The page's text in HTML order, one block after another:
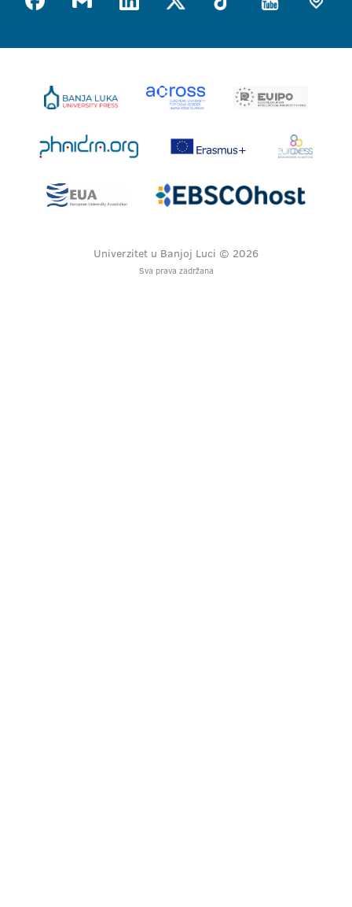
Univerzitet u Banjoj Luci © 2026
Sva prava zadržana